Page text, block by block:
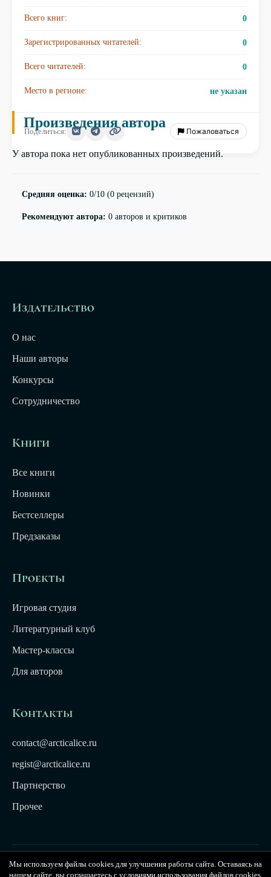
Всего книг: 0
Зарегистрированных читателей: 0
Всего читателей: 0
Место в регионе: не указан
Поделиться: Пожаловаться
Произведения автора
У автора пока нет опубликованных произведений.
Средняя оценка: 0/10 (0 рецензий)
Рекомендуют автора: 0 авторов и критиков
Издательство
О нас
Наши авторы
Конкурсы
Сотрудничество
Книги
Все книги
Новинки
Бестселлеры
Предзаказы
Проекты
Игровая студия
Литературный клуб
Мастер-классы
Для авторов
Контакты
contact@arcticalice.ru
regist@arcticalice.ru
Партнерство
Прочее
© 2022-2026 Издательство Арктики Лёд. Все права
Мы используем файлы cookies для улучшения работы сайта. Оставаясь на
нашем сайте, вы соглашаетесь с условиями использования файлов cookies.